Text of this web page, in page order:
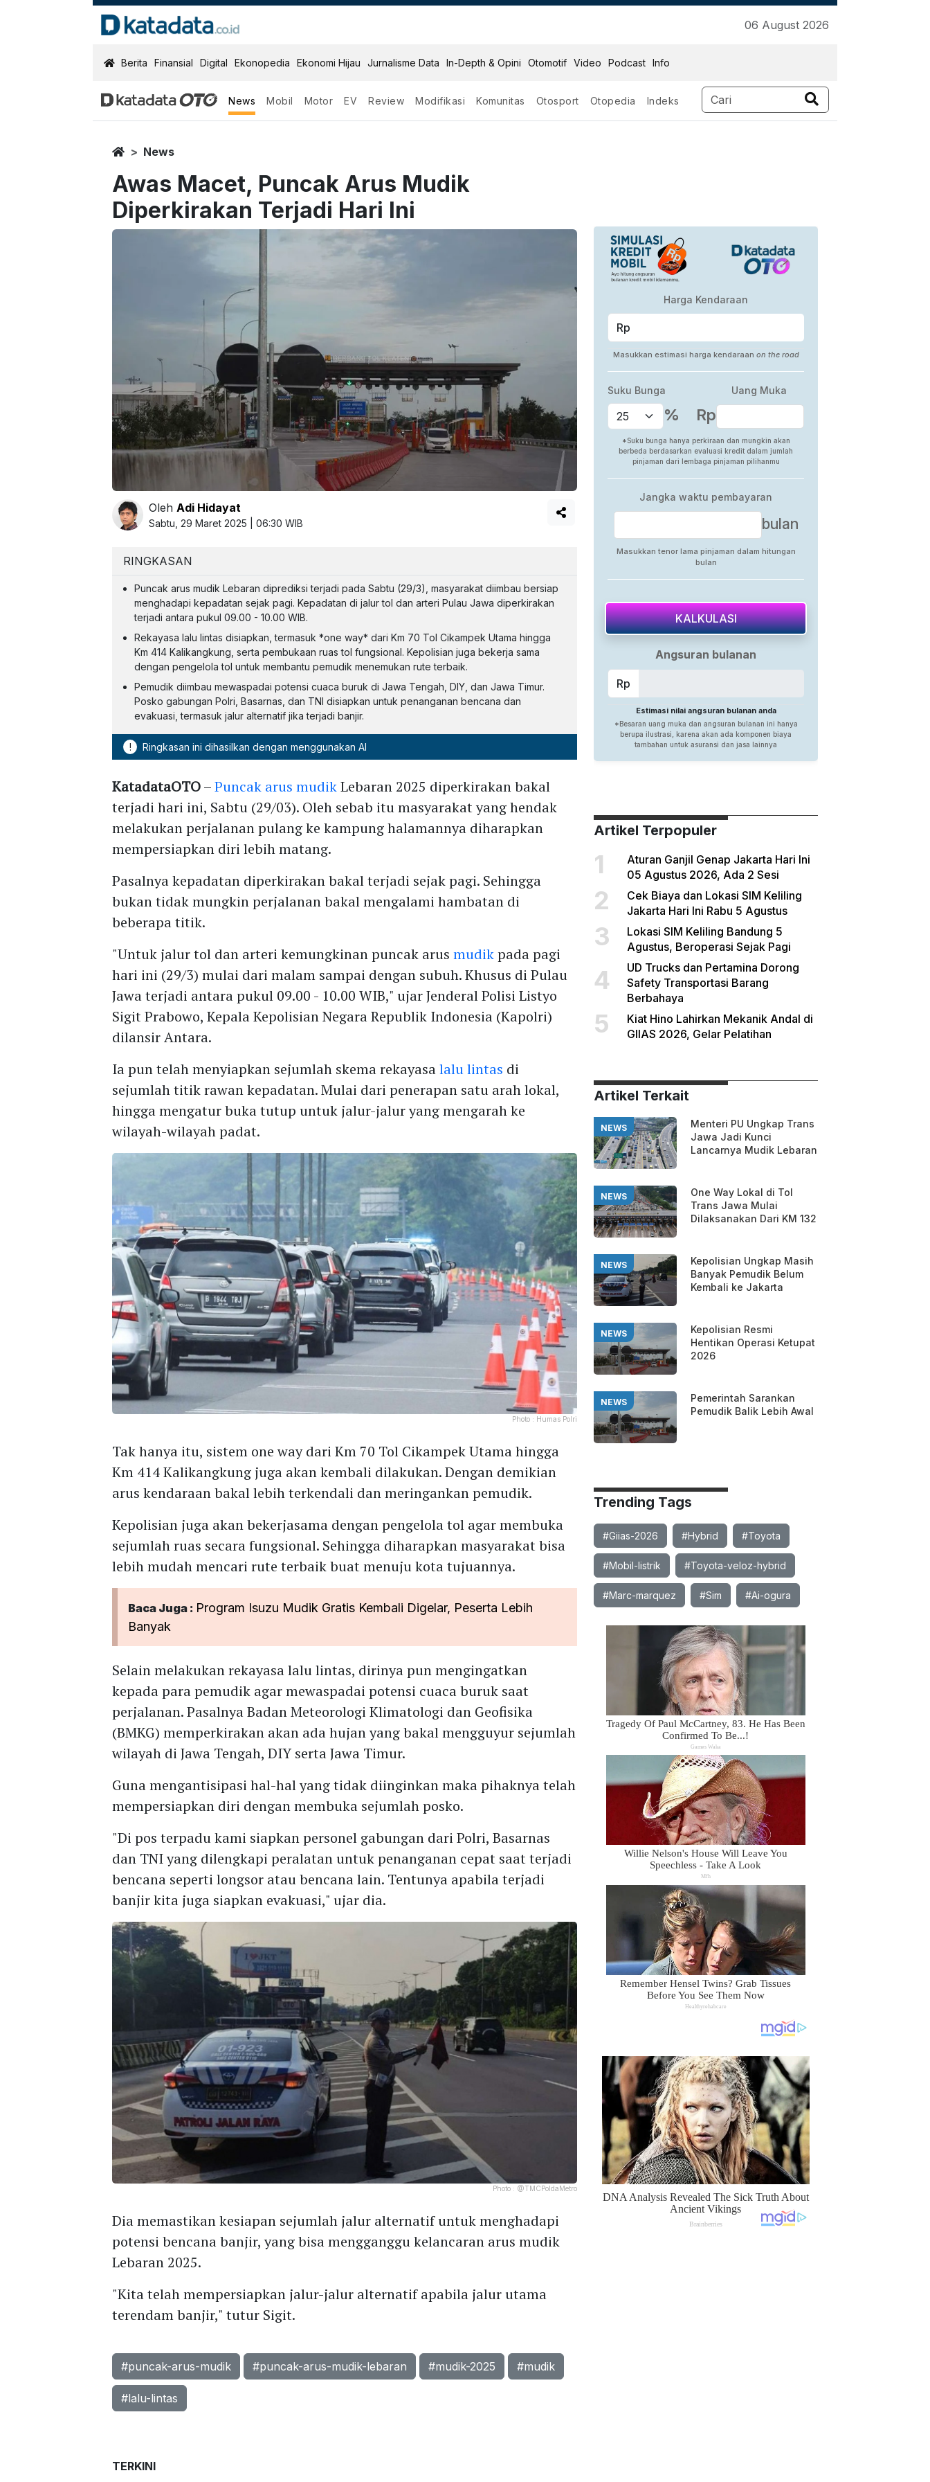
06 August 2026
KatadataOTO
Berita Finansial Digital Ekonopedia Ekonomi Hijau Jurnalisme Data In-Depth & Opini Otomotif Video Podcast Info
News Mobil Motor EV Review Modifikasi Komunitas Otosport Otopedia Indeks
HomeNews
Awas Macet, Puncak Arus Mudik
Diperkirakan Terjadi Hari Ini
Oleh Adi Hidayat
Sabtu, 29 Maret 2025 | 06:30 WIB
RINGKASAN
Puncak arus mudik Lebaran diprediksi terjadi pada Sabtu (29/3), masyarakat diimbau bersiap
menghadapi kepadatan sejak pagi. Kepadatan di jalur tol dan arteri Pulau Jawa diperkirakan
terjadi antara pukul 09.00 - 10.00 WIB.
Rekayasa lalu lintas disiapkan, termasuk *one way* dari Km 70 Tol Cikampek Utama hingga
Km 414 Kalikangkung, serta pembukaan ruas tol fungsional. Kepolisian juga bekerja sama
dengan pengelola tol untuk membantu pemudik menemukan rute terbaik.
Pemudik diimbau mewaspadai potensi cuaca buruk di Jawa Tengah, DIY, dan Jawa Timur.
Posko gabungan Polri, Basarnas, dan TNI disiapkan untuk penanganan bencana dan
evakuasi, termasuk jalur alternatif jika terjadi banjir.
! Ringkasan ini dihasilkan dengan menggunakan AI
KatadataOTO–Puncak arus mudikLebaran 2025 diperkirakan bakal
terjadi hari ini, Sabtu (29/03). Oleh sebab itu masyarakat yang hendak
melakukan perjalanan pulang ke kampung halamannya diharapkan
mempersiapkan diri lebih matang.
Pasalnya kepadatan diperkirakan bakal terjadi sejak pagi. Sehingga
bukan tidak mungkin perjalanan bakal mengalami hambatan di
beberapa titik.
"Untuk jalur tol dan arteri kemungkinan puncak arusmudikpada pagi
hari ini (29/3) mulai dari malam sampai dengan subuh. Khusus di Pulau
Jawa terjadi antara pukul 09.00 - 10.00 WIB," ujar Jenderal Polisi Listyo
Sigit Prabowo, Kepala Kepolisian Negara Republik Indonesia (Kapolri)
dilansir Antara.
Ia pun telah menyiapkan sejumlah skema rekayasalalu lintas di
sejumlah titik rawan kepadatan. Mulai dari penerapan satu arah lokal,
hingga mengatur buka tutup untuk jalur-jalur yang mengarah ke
wilayah-wilayah padat.
Photo : Humas Polri
Tak hanya itu, sistem one way dari Km 70 Tol Cikampek Utama hingga
Km 414 Kalikangkung juga akan kembali dilakukan. Dengan demikian
arus kendaraan bakal lebih terkendali dan meringankan pemudik.
Kepolisian juga akan bekerjasama dengan pengelola tol agar membuka
sejumlah ruas secara fungsional. Sehingga diharapkan masyarakat bisa
lebih mudah mencari rute terbaik buat menuju kota tujuannya.
Baca Juga : Program Isuzu Mudik Gratis Kembali Digelar, Peserta Lebih
Banyak
Selain melakukan rekayasa lalu lintas, dirinya pun mengingatkan
kepada para pemudik agar mewaspadai potensi cuaca buruk saat
perjalanan. Pasalnya Badan Meteorologi Klimatologi dan Geofisika
(BMKG) memperkirakan akan ada hujan yang bakal mengguyur sejumlah
wilayah di Jawa Tengah, DIY serta Jawa Timur.
Guna mengantisipasi hal-hal yang tidak diinginkan maka pihaknya telah
mempersiapkan diri dengan membuka sejumlah posko.
"Di pos terpadu kami siapkan personel gabungan dari Polri, Basarnas
dan TNI yang dilengkapi peralatan untuk penanganan cepat saat terjadi
bencana seperti longsor atau bencana lain. Tentunya apabila terjadi
banjir kita juga siapkan evakuasi," ujar dia.
Photo : @TMCPoldaMetro
Dia memastikan kesiapan sejumlah jalur alternatif untuk menghadapi
potensi bencana banjir, yang bisa mengganggu kelancaran arus mudik
Lebaran 2025.
"Kita telah mempersiapkan jalur-jalur alternatif apabila jalur utama
terendam banjir," tutur Sigit.
#puncak-arus-mudik #puncak-arus-mudik-lebaran #mudik-2025 #mudik
#lalu-lintas
Artikel Terpopuler
1
Aturan Ganjil Genap Jakarta Hari Ini
05 Agustus 2026, Ada 2 Sesi
2
Cek Biaya dan Lokasi SIM Keliling
Jakarta Hari Ini Rabu 5 Agustus
3
Lokasi SIM Keliling Bandung 5
Agustus, Beroperasi Sejak Pagi
4
UD Trucks dan Pertamina Dorong
Safety Transportasi Barang
Berbahaya
5
Kiat Hino Lahirkan Mekanik Andal di
GIIAS 2026, Gelar Pelatihan
Artikel Terkait
NEWS
Menteri PU Ungkap Trans
Jawa Jadi Kunci
Lancarnya Mudik Lebaran
NEWS
One Way Lokal di Tol
Trans Jawa Mulai
Dilaksanakan Dari KM 132
NEWS
Kepolisian Ungkap Masih
Banyak Pemudik Belum
Kembali ke Jakarta
NEWS
Kepolisian Resmi
Hentikan Operasi Ketupat
2026
NEWS
Pemerintah Sarankan
Pemudik Balik Lebih Awal
Trending Tags
#Giias-2026 #Hybrid #Toyota
#Mobil-listrik #Toyota-veloz-hybrid
#Marc-marquez #Sim #Ai-ogura
TERKINI